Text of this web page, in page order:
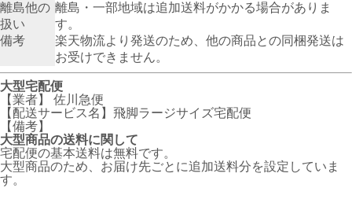
離島他の
扱い
離島・一部地域は追加送料がかかる場合がありま
す。
備考
楽天物流より発送のため、他の商品との同梱発送は
お受けできません。
大型宅配便
【業者】 佐川急便
【配送サービス名】飛脚ラージサイズ宅配便
【備考】
大型商品の送料に関して
宅配便の基本送料は無料です。
大型商品のため、お届け先ごとに追加送料分を設定していま
す。